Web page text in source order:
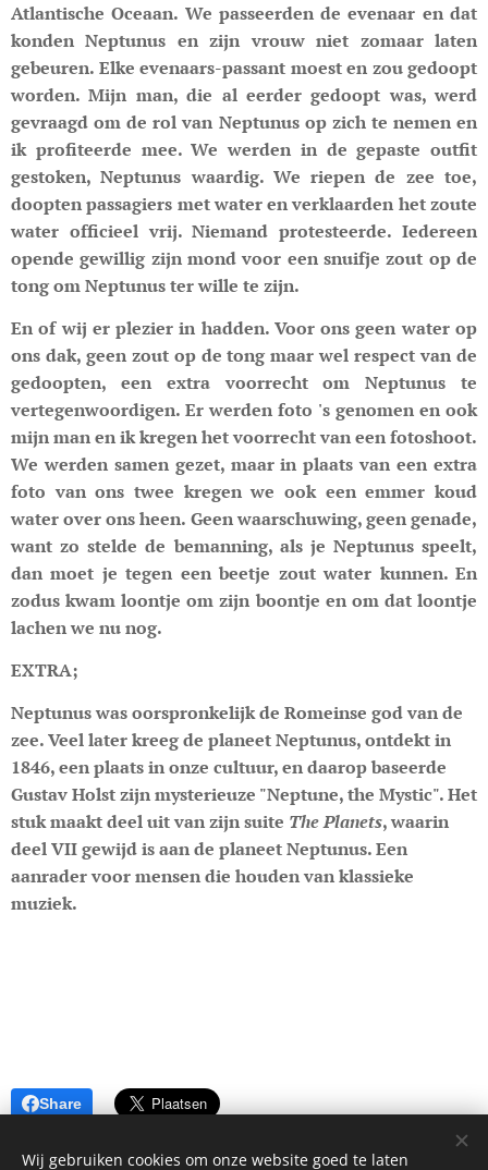
Atlantische Oceaan. We passeerden de evenaar en dat
konden Neptunus en zijn vrouw niet zomaar laten
gebeuren. Elke evenaars-passant moest en zou gedoopt
worden. Mijn man, die al eerder gedoopt was, werd
gevraagd om de rol van Neptunus op zich te nemen en
ik profiteerde mee. We werden in de gepaste outfit
gestoken, Neptunus waardig. We riepen de zee toe,
doopten passagiers met water en verklaarden het zoute
water officieel vrij. Niemand protesteerde. Iedereen
opende gewillig zijn mond voor een snuifje zout op de
tong om Neptunus ter wille te zijn.
En of wij er plezier in hadden. Voor ons geen water op
ons dak, geen zout op de tong maar wel respect van de
gedoopten, een extra voorrecht om Neptunus te
vertegenwoordigen. Er werden foto 's genomen en ook
mijn man en ik kregen het voorrecht van een fotoshoot.
We werden samen gezet, maar in plaats van een extra
foto van ons twee kregen we ook een emmer koud
water over ons heen. Geen waarschuwing, geen genade,
want zo stelde de bemanning, als je Neptunus speelt,
dan moet je tegen een beetje zout water kunnen. En
zodus kwam loontje om zijn boontje en om dat loontje
lachen we nu nog.
EXTRA;
Neptunus was oorspronkelijk de Romeinse god van de
zee. Veel later kreeg de planeet Neptunus, ontdekt in
1846, een plaats in onze cultuur, en daarop baseerde
Gustav Holst zijn mysterieuze "Neptune, the Mystic". Het
stuk maakt deel uit van zijn suite The Planets, waarin
deel VII gewijd is aan de planeet Neptunus. Een
aanrader voor mensen die houden van klassieke
muziek.
Share
Wij gebruiken cookies om onze website goed te laten